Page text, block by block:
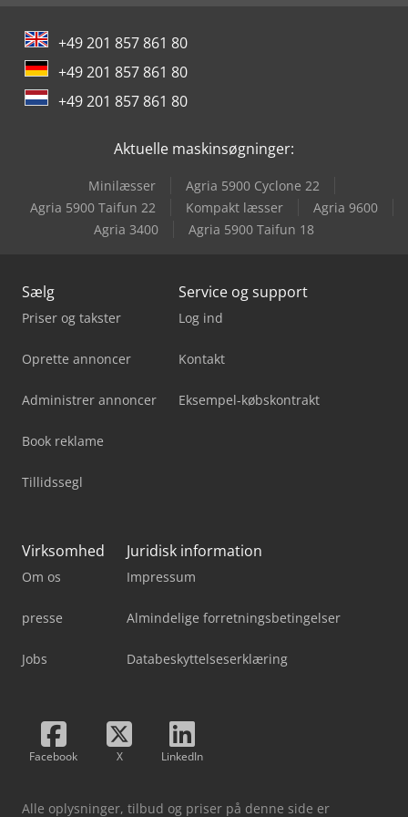
+49 201 857 861 80
+49 201 857 861 80
+49 201 857 861 80
Aktuelle maskinsøgninger:
Minilæsser
Agria 5900 Cyclone 22
Agria 5900 Taifun 22
Kompakt læsser
Agria 9600
Agria 3400
Agria 5900 Taifun 18
Sælg
Priser og takster
Oprette annoncer
Administrer annoncer
Book reklame
Tillidssegl
Service og support
Log ind
Kontakt
Eksempel-købskontrakt
Virksomhed
Om os
presse
Jobs
Juridisk information
Impressum
Almindelige forretningsbetingelser
Databeskyttelseserklæring
Facebook X LinkedIn
Alle oplysninger, tilbud og priser på denne side er